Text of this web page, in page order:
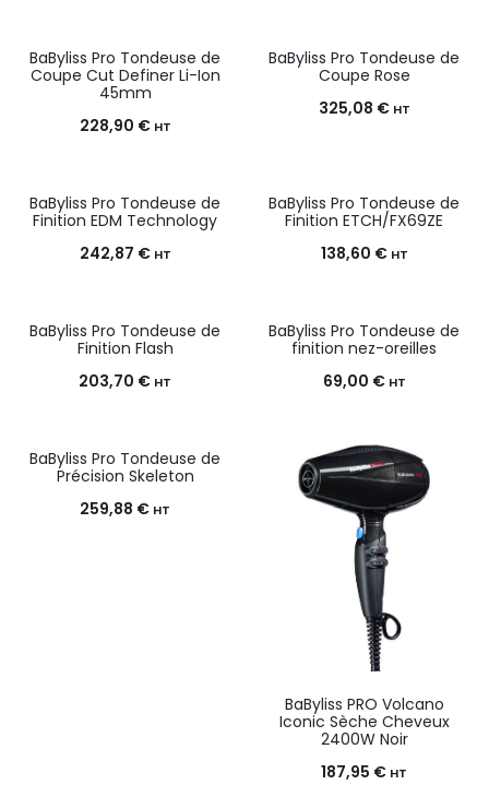
BaByliss Pro Tondeuse de
Coupe Cut Definer Li-Ion
45mm
228,90 € HT
BaByliss Pro Tondeuse de
Coupe Rose
325,08 € HT
BaByliss Pro Tondeuse de
Finition EDM Technology
242,87 € HT
BaByliss Pro Tondeuse de
Finition ETCH/FX69ZE
138,60 € HT
BaByliss Pro Tondeuse de
Finition Flash
203,70 € HT
BaByliss Pro Tondeuse de
finition nez-oreilles
69,00 € HT
BaByliss Pro Tondeuse de
Précision Skeleton
259,88 € HT
BaByliss PRO Volcano
Iconic Sèche Cheveux
2400W Noir
187,95 € HT